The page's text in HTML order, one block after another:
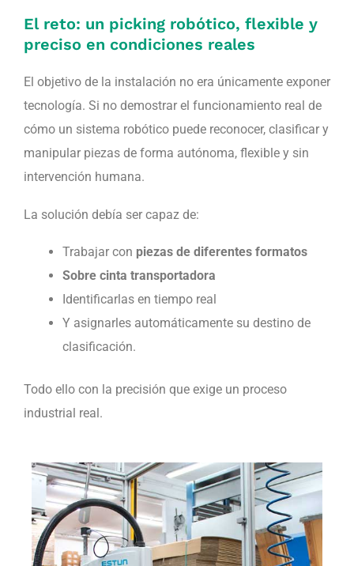
El reto: un picking robótico, flexible y
preciso en condiciones reales
El objetivo de la instalación no era únicamente exponer
tecnología. Si no demostrar el funcionamiento real de
cómo un sistema robótico puede reconocer, clasificar y
manipular piezas de forma autónoma, flexible y sin
intervención humana.
La solución debía ser capaz de:
Trabajar con piezas de diferentes formatos
Sobre cinta transportadora
Identificarlas en tiempo real
Y asignarles automáticamente su destino de
clasificación.
Todo ello con la precisión que exige un proceso
industrial real.